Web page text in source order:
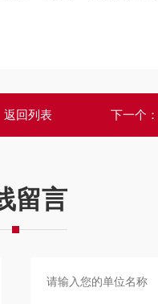
返回列表 下一个：
留言